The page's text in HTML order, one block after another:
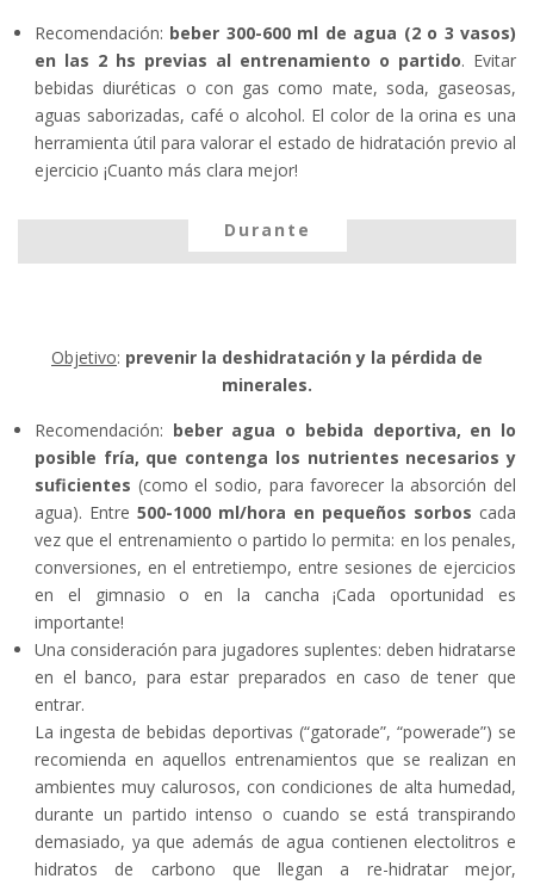
Recomendación: beber 300-600 ml de agua (2 o 3 vasos)
en las 2 hs previas al entrenamiento o partido. Evitar
bebidas diuréticas o con gas como mate, soda, gaseosas,
aguas saborizadas, café o alcohol. El color de la orina es una
herramienta útil para valorar el estado de hidratación previo al
ejercicio ¡Cuanto más clara mejor!
Durante
Objetivo: prevenir la deshidratación y la pérdida de
minerales.
Recomendación: beber agua o bebida deportiva, en lo
posible fría, que contenga los nutrientes necesarios y
suficientes (como el sodio, para favorecer la absorción del
agua). Entre 500-1000 ml/hora en pequeños sorbos cada
vez que el entrenamiento o partido lo permita: en los penales,
conversiones, en el entretiempo, entre sesiones de ejercicios
en el gimnasio o en la cancha ¡Cada oportunidad es
importante!
Una consideración para jugadores suplentes: deben hidratarse
en el banco, para estar preparados en caso de tener que
entrar.
La ingesta de bebidas deportivas (“gatorade”, “powerade”) se
recomienda en aquellos entrenamientos que se realizan en
ambientes muy calurosos, con condiciones de alta humedad,
durante un partido intenso o cuando se está transpirando
demasiado, ya que además de agua contienen electolitros e
hidratos de carbono que llegan a re-hidratar mejor,